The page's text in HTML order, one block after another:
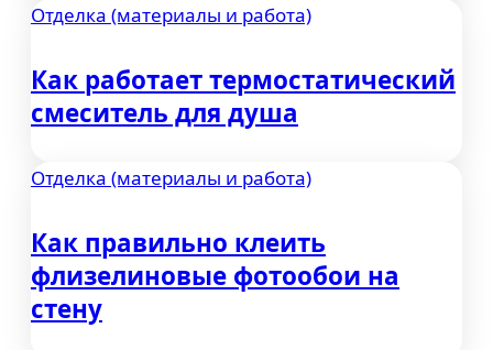
Отделка (материалы и работа)
Как работает термостатический
смеситель для душа
Отделка (материалы и работа)
Как правильно клеить
флизелиновые фотообои на
стену